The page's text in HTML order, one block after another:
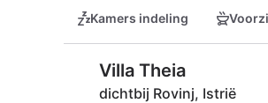
Kamers indeling
Villa Theia
dichtbij Rovinj, Istrië